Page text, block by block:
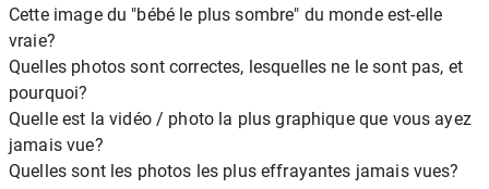
Cette image du "bébé le plus sombre" du monde est-elle
vraie?
Quelles photos sont correctes, lesquelles ne le sont pas, et
pourquoi?
Quelle est la vidéo / photo la plus graphique que vous ayez
jamais vue?
Quelles sont les photos les plus effrayantes jamais vues?